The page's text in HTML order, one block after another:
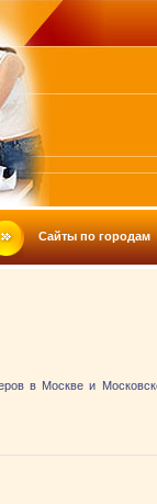
Сайты по городам
в Москве и